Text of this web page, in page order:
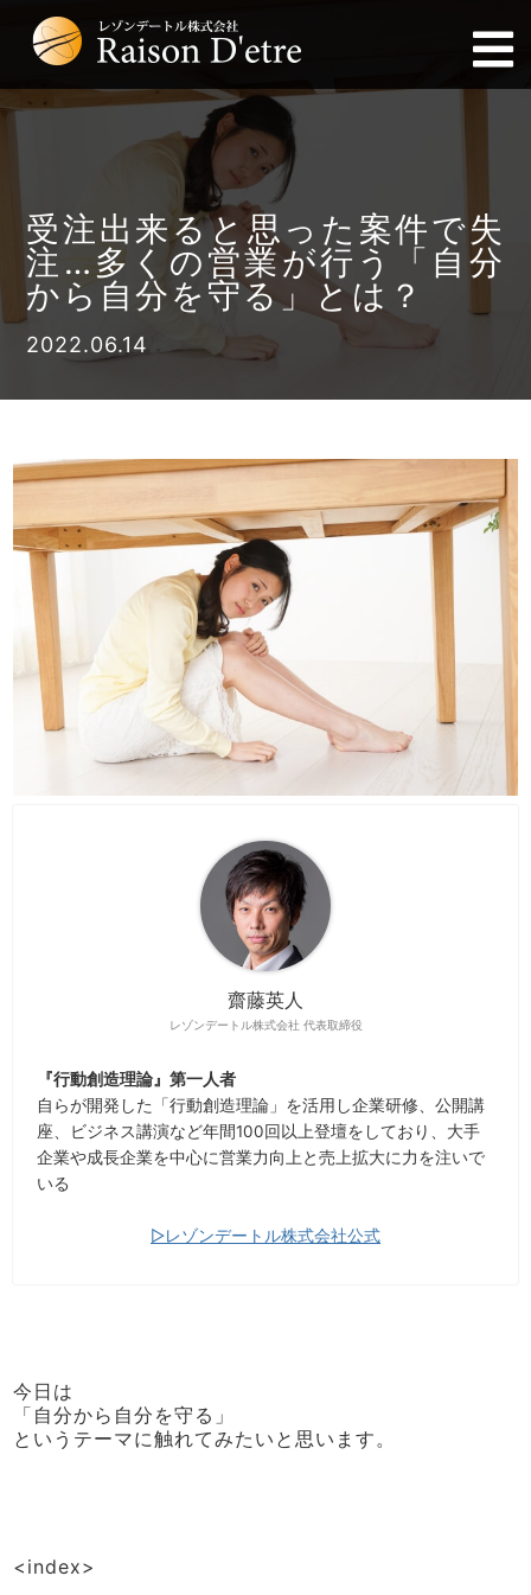
受注出来ると思った案件で失
注…多くの営業が行う「自分
から自分を守る」とは？
2022.06.14
齋藤英人
レゾンデートル株式会社 代表取締役
『行動創造理論』第一人者
自らが開発した「行動創造理論」を活用し企業研修、公開講
座、ビジネス講演など年間100回以上登壇をしており、大手
企業や成長企業を中心に営業力向上と売上拡大に力を注いで
いる
▷レゾンデートル株式会社公式
今日は
「自分から自分を守る」
というテーマに触れてみたいと思います。
<index>